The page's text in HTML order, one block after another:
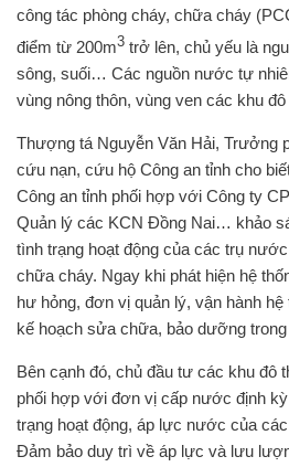
công tác phòng cháy, chữa cháy
điểm từ 200m3 trở lên, chủ yếu là
sông, suối… Các nguồn nước tự
vùng nông thôn, vùng ven các khu đô
Thượng tá Nguyễn Văn Hải, Trưởng
cứu nạn, cứu hộ Công an tỉnh cho
Công an tỉnh phối hợp với Công ty
Quản lý các KCN Đồng Nai… khảo
tình trạng hoạt động của các trụ
chữa cháy. Ngay khi phát hiện hệ
hư hỏng, đơn vị quản lý, vận hành
kế hoạch sửa chữa, bảo dưỡng
Bên cạnh đó, chủ đầu tư các khu đô
phối hợp với đơn vị cấp nước định
trạng hoạt động, áp lực nước của
Đảm bảo duy trì về áp lực và lưu